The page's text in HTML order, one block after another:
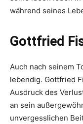
während seines
Gottfried
Auch nach seinem
lebendig. Gottfried
Ausdruck des
an sein
unvergesslichen